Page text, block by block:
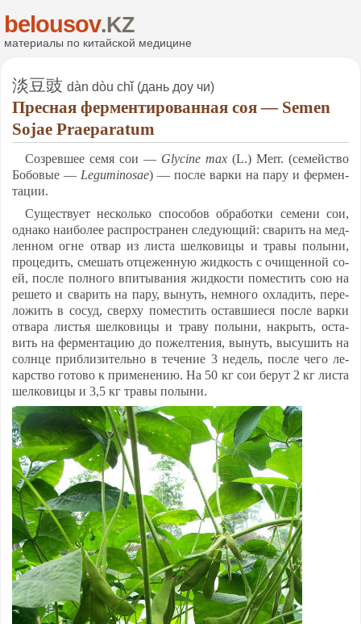
belousov.KZ
ма­те­ри­алы по ки­тай­ской ме­ди­ци­не
淡豆豉 dàn dòu chǐ (дань доу чи)
Прес­ная фер­мен­ти­ро­ван­ная соя — Semen
Sojae Praeparatum
Соз­рев­шее се­мя сои — Glycine max (L.) Merr. (се­мей­ство
Бо­бо­вые — Leguminosae) — пос­ле вар­ки на па­ру и фер­мен­
та­ции.
Су­щест­ву­ет нес­коль­ко спо­со­бов об­ра­бот­ки се­ме­ни сои,
од­на­ко на­ибо­лее расп­рост­ра­нен сле­ду­ющий: сва­рить на мед­
лен­ном ог­не от­вар из лис­та шел­ко­ви­цы и тра­вы по­лы­ни,
про­це­дить, сме­шать от­це­жен­ную жид­кость с очи­щен­ной со­
ей, пос­ле пол­но­го впи­ты­ва­ния жид­кос­ти по­мес­тить сою на
ре­ше­то и сва­рить на па­ру, вы­нуть, нем­но­го ох­ла­дить, пе­ре­
ло­жить в со­суд, свер­ху по­мес­тить ос­тав­ши­еся пос­ле вар­ки
от­ва­ра листья шел­ко­ви­цы и тра­ву по­лы­ни, нак­рыть, ос­та­
вить на фер­мен­та­цию до по­жел­те­ния, вы­нуть, вы­су­шить на
солн­це приб­ли­зи­тель­но в те­че­ние 3 не­дель, пос­ле че­го ле­
карс­тво го­то­во к при­ме­не­нию. На 50 кг сои бе­рут 2 кг лис­та
шел­ко­ви­цы и 3,5 кг тра­вы по­лы­ни.